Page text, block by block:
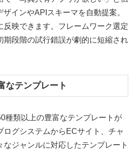
インやAPIスキーマを自動提案。
反映できます。フレームワーク選定
期段階の試行錯誤が劇的に短縮され
なテンプレート
種類以上の豊富なテンプレートが
ログシステムからECサイト、チャ
なジャンルに対応したテンプレート